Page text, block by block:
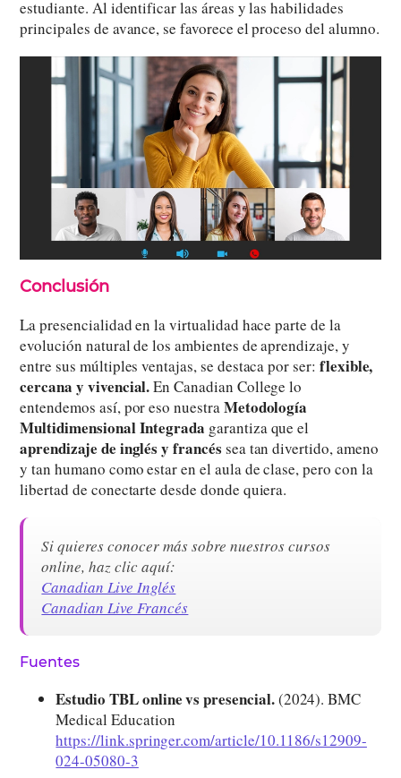
estudiante. Al identificar las áreas y las habilidades
principales de avance, se favorece el proceso del alumno.
Conclusión
La presencialidad en la virtualidad hace parte de la
evolución natural de los ambientes de aprendizaje, y
entre sus múltiples ventajas, se destaca por ser: flexible,
cercana y vivencial.En Canadian College lo
entendemos así, por eso nuestraMetodología
Multidimensional Integrada garantiza que el
aprendizaje de inglés y francés sea tan divertido, ameno
y tan humano como estar en el aula de clase, pero con la
libertad de conectarte desde donde quiera.
Si quieres conocer más sobre nuestros cursos
online, haz clic aquí:
Canadian Live Inglés
Canadian Live Francés
Fuentes
Estudio TBL online vs presencial.(2024). BMC
Medical Education
https://link.springer.com/article/10.1186/s12909-
024-05080-3